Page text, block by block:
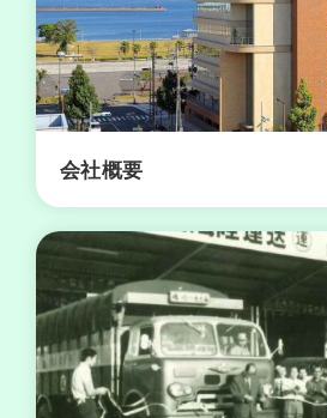
上
輸
送
事
航
空
輸
送
事
業
会社概要